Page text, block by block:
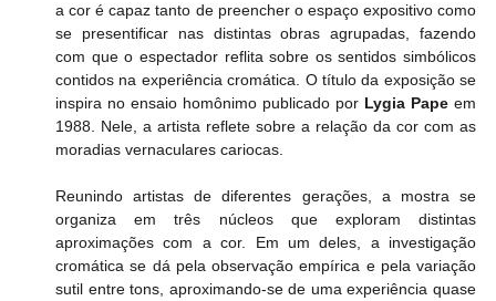
a cor é capaz tanto de preencher o espaço expositivo como
se presentificar nas distintas obras agrupadas, fazendo
com que o espectador reflita sobre os sentidos simbólicos
contidos na experiência cromática. O título da exposição se
inspira no ensaio homônimo publicado por Lygia Pape em
1988. Nele, a artista reflete sobre a relação da cor com as
moradias vernaculares cariocas.
Reunindo artistas de diferentes gerações, a mostra se
organiza em três núcleos que exploram distintas
aproximações com a cor. Em um deles, a investigação
cromática se dá pela observação empírica e pela variação
sutil entre tons, aproximando-se de uma experiência quase